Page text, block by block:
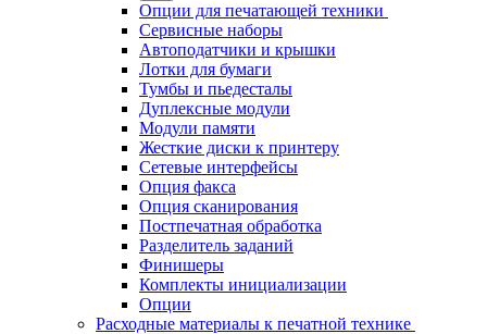
Опции для печатающей техники
Сервисные наборы
Автоподатчики и крышки
Лотки для бумаги
Тумбы и пьедесталы
Дуплексные модули
Модули памяти
Жесткие диски к принтеру
Сетевые интерфейсы
Опция факса
Опция сканирования
Постпечатная обработка
Разделитель заданий
Финишеры
Комплекты инициализации
Опции
Расходные материалы к печатной технике